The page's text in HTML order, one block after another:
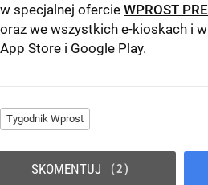
w specjalnej ofercie WPROST
oraz we wszystkich e-kioskach i
App Store i Google Play.
Tygodnik Wprost
SKOMENTUJ 2